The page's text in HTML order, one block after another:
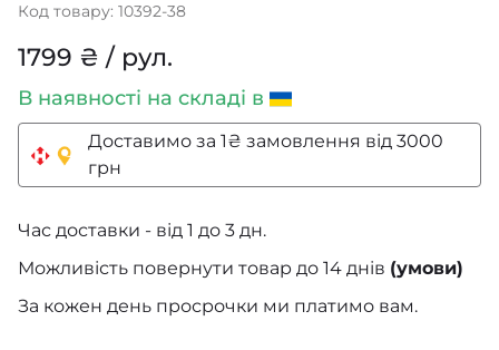
Код товару: 10392-38
1799 ₴ / рул.
В наявності на складі в
Доставимо за 1₴ замовлення від 3000
грн
Час доставки - від 1 до 3 дн.
Можливість повернути товар до 14 днів (умови)
За кожен день просрочки ми платимо вам.